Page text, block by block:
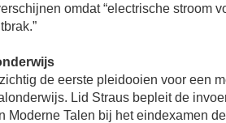
omdat “electrische stroom
de eerste pleidooien voor een
Lid Straus bepleit de
Moderne Talen bij het eindexamen